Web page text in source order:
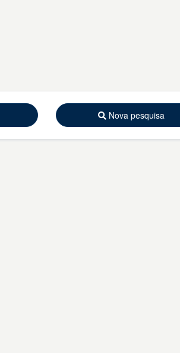
Nova pesquisa